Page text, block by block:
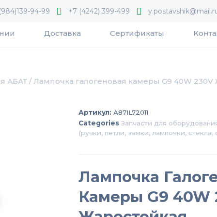
94-99 +7 (4242) 399-499
Доставка Сертификаты
АБАТ / Лампочка галогеновая камеры G9 40W 230V
Артикул: A87IL72011
Categories Запчасти для
(ручки, петли, замки, лампочки, стекла,
Лампочка
Камеры G9 40W